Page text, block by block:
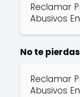
Reclamar
Abusivos
No te
Reclamar
Abusivos